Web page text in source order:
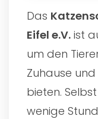
Das
Eifel e.V. ist
um den
Zuhause
bieten.
wenige